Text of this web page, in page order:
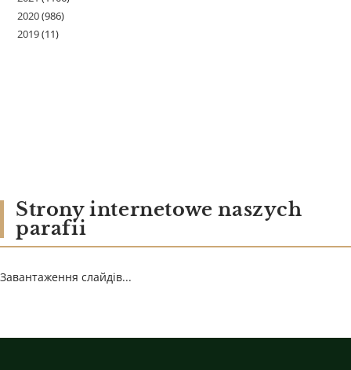
2020(986)
2019(11)
Strony internetowe naszych
parafii
Завантаження слайдів...